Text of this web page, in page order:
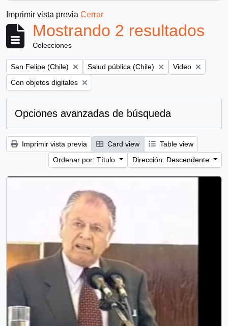
Imprimir vista previa Cerrar
Mostrando 2 resultados
Colecciones
Remove filter:
San Felipe (Chile) Remove filter:
Salud pública (Chile) Remove filter:
Video
Remove filter:
Con objetos digitales
Opciones avanzadas de búsqueda
Imprimir vista previa Card view
Table view
Ordenar por: Título
Dirección: Descendente